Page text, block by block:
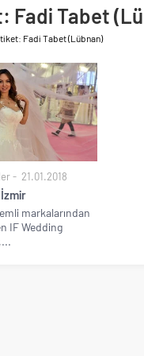
asfalt şimdi de
Fadi Tabet
Fadi Tabet (Lübnan)
21.01.2018
markalarından
IF Wedding